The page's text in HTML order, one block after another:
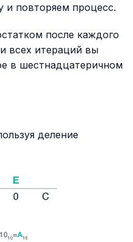
повторяем процесс.
после каждого
всех итераций вы
в шестнадцатеричном
деление